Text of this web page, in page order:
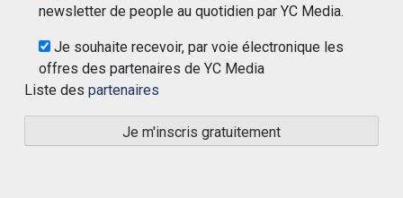
newsletter de people au quotidien par YC Media.
Je souhaite recevoir, par voie électronique les
offres des partenaires de YC Media
Liste des partenaires